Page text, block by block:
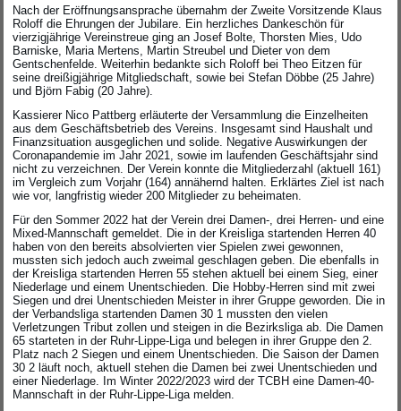
Nach der Eröffnungsansprache übernahm der Zweite Vorsitzende Klaus
Roloff die Ehrungen der Jubilare. Ein herzliches Dankeschön für
vierzigjährige Vereinstreue ging an Josef Bolte, Thorsten Mies, Udo
Barniske, Maria Mertens, Martin Streubel und Dieter von dem
Gentschenfelde. Weiterhin bedankte sich Roloff bei Theo Eitzen für
seine dreißigjährige Mitgliedschaft, sowie bei Stefan Döbbe (25 Jahre)
und Björn Fabig (20 Jahre).
Kassierer Nico Pattberg erläuterte der Versammlung die Einzelheiten
aus dem Geschäftsbetrieb des Vereins. Insgesamt sind Haushalt und
Finanzsituation ausgeglichen und solide. Negative Auswirkungen der
Coronapandemie im Jahr 2021, sowie im laufenden Geschäftsjahr sind
nicht zu verzeichnen. Der Verein konnte die Mitgliederzahl (aktuell 161)
im Vergleich zum Vorjahr (164) annähernd halten. Erklärtes Ziel ist nach
wie vor, langfristig wieder 200 Mitglieder zu beheimaten.
Für den Sommer 2022 hat der Verein drei Damen-, drei Herren- und eine
Mixed-Mannschaft gemeldet. Die in der Kreisliga startenden Herren 40
haben von den bereits absolvierten vier Spielen zwei gewonnen,
mussten sich jedoch auch zweimal geschlagen geben. Die ebenfalls in
der Kreisliga startenden Herren 55 stehen aktuell bei einem Sieg, einer
Niederlage und einem Unentschieden. Die Hobby-Herren sind mit zwei
Siegen und drei Unentschieden Meister in ihrer Gruppe geworden. Die in
der Verbandsliga startenden Damen 30 1 mussten den vielen
Verletzungen Tribut zollen und steigen in die Bezirksliga ab. Die Damen
65 starteten in der Ruhr-Lippe-Liga und belegen in ihrer Gruppe den 2.
Platz nach 2 Siegen und einem Unentschieden. Die Saison der Damen
30 2 läuft noch, aktuell stehen die Damen bei zwei Unentschieden und
einer Niederlage. Im Winter 2022/2023 wird der TCBH eine Damen-40-
Mannschaft in der Ruhr-Lippe-Liga melden.